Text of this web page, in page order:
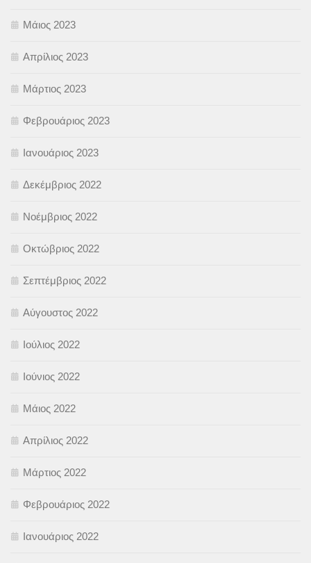
Μάιος 2023
Απρίλιος 2023
Μάρτιος 2023
Φεβρουάριος 2023
Ιανουάριος 2023
Δεκέμβριος 2022
Νοέμβριος 2022
Οκτώβριος 2022
Σεπτέμβριος 2022
Αύγουστος 2022
Ιούλιος 2022
Ιούνιος 2022
Μάιος 2022
Απρίλιος 2022
Μάρτιος 2022
Φεβρουάριος 2022
Ιανουάριος 2022